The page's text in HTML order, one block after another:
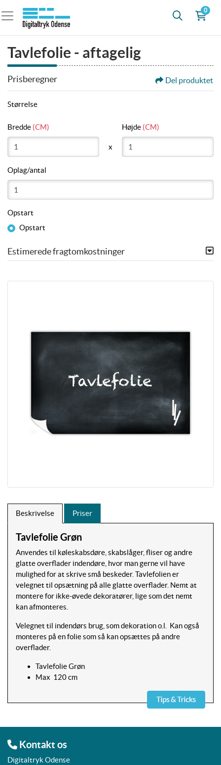
0
Tavlefolie - aftagelig
Prisberegner Del produktet
Størrelse
Bredde (CM) Højde(CM)
x
Oplag/antal
Opstart
Opstart
Estimerede fragtomkostninger
Beskrivelse Priser
Tavlefolie Grøn
Anvendes til køleskabsdøre, skabslåger, fliser og andre
glatte overflader indendøre, hvor man gerne vil have
mulighed for at skrive små beskeder. Tavlefolien er
velegnet til opsætning på alle glatte overflader. Nemt at
montere for ikke-øvede dekoratører, lige som det nemt
kan afmonteres.
Velegnet til indendørs brug, som dekoration o.l. Kan også
monteres på en folie som så kan opsættes på andre
overflader.
Tavlefolie Grøn
Max 120 cm
Kontakt os
Digitaltryk Odense